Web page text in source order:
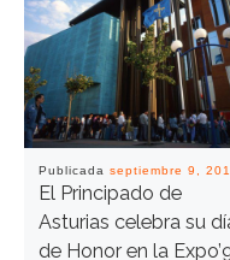
Publicada septiembre 9,
El Principado de
Asturias celebra su
de Honor en la